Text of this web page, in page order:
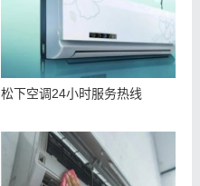
松下空调24小时服务热线